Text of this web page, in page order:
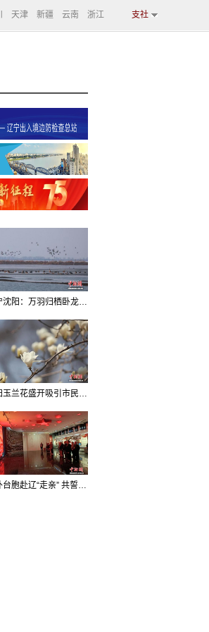
天津 新疆 云南 浙江 支社
辽宁沈阳：万羽归栖卧龙湖看群鸟齐飞
沈阳玉兰花盛开吸引市民打卡
海外台胞赴辽“走亲” 共誓“和平初心”